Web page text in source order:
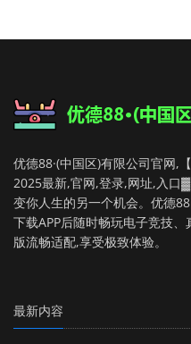
优德88·(中国区)有限公司官网,
2025最新,官网,登录,网址,入口
变你人生的另一个机会。优德
下载APP后随时畅玩电子竞技
版流畅适配,享受极致体验。
最新内容